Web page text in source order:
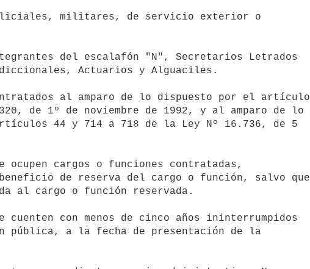
militares, de servicio exterior o
del escalafón "N", Secretarios Letrados
al amparo de lo dispuesto por el artículo
ocupen cargos o funciones contratadas,
cuenten con menos de cinco años ininterrumpidos